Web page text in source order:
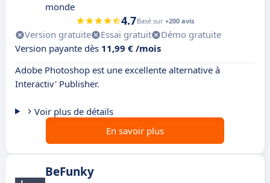
monde
4.7Basé sur +200 avis
Version gratuite Essai gratuit
Démo gratuite
Version payante dès 11,99 € /mois
Adobe Photoshop est une excellente alternative à
Interactiv' Publisher.
Voir plus de détails
En savoir plus
BeFunky